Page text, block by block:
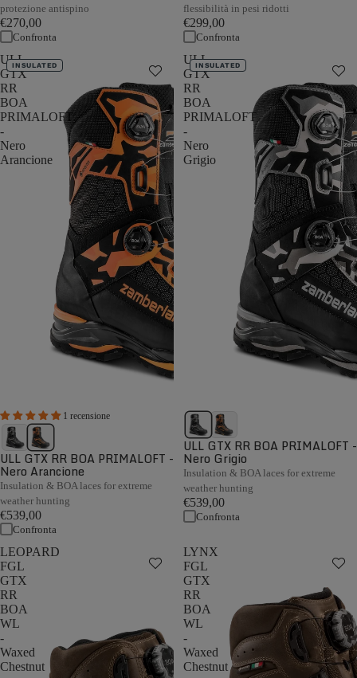
protezione antispino
€270,00
Confronta
flessibilità in pesi ridotti
€299,00
Confronta
ULL
GTX
RR
BOA
PRIMALOFT
-
Nero
Arancione
1 recensione
INSULATED
ULL GTX RR BOA PRIMALOFT -
Nero Arancione
Insulation & BOA laces for extreme
weather hunting
€539,00
Confronta
ULL
GTX
RR
BOA
PRIMALOFT
-
Nero
Grigio
INSULATED
ULL GTX RR BOA PRIMALOFT -
Nero Grigio
Insulation & BOA laces for extreme
weather hunting
€539,00
Confronta
LEOPARD
FGL
GTX
RR
BOA
WL
-
Waxed
Chestnut
LYNX
FGL
GTX
RR
BOA
WL
-
Waxed
Chestnut